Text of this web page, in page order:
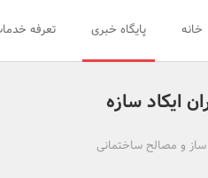
خانه پایگاه خبری تعرفه
ایکاد سازه
و مصالح ساختمانی